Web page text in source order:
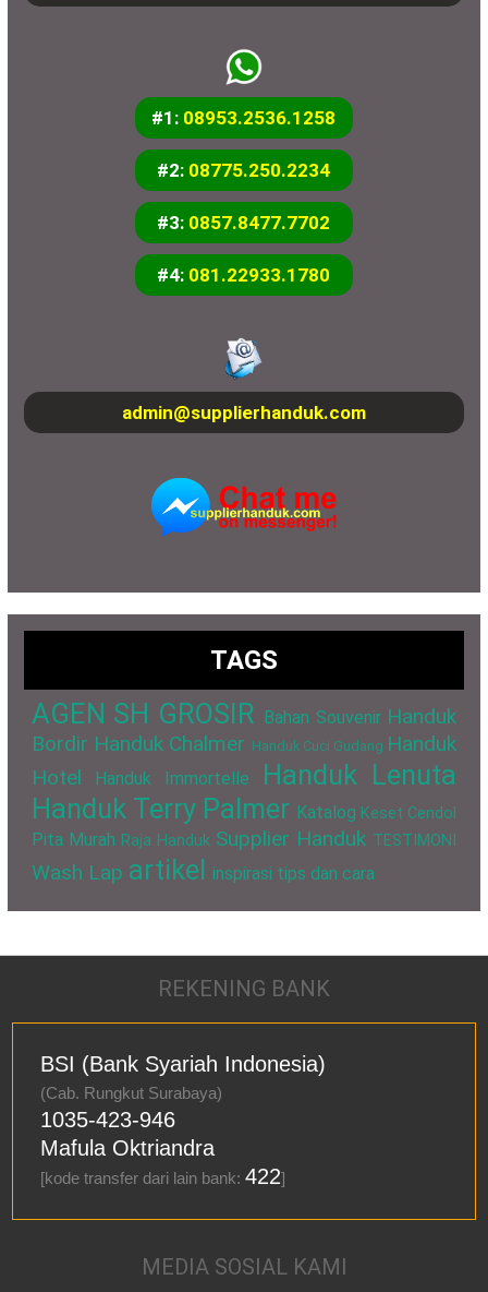
#1: 08953.2536.1258
#2: 08775.250.2234
#3: 0857.8477.7702
#4: 081.22933.1780
admin@supplierhanduk.com
TAGS
AGEN SH GROSIR Bahan Souvenir Handuk
Bordir Handuk Chalmer Handuk Cuci Gudang Handuk
Hotel
Handuk Immortelle
Handuk Lenuta
Handuk Terry Palmer Katalog Keset Cendol
Pita Murah Raja Handuk Supplier Handuk TESTIMONI
Wash Lap artikel inspirasi tips dan cara
REKENING BANK
BSI (Bank Syariah Indonesia)
(Cab. Rungkut Surabaya)
1035-423-946
Mafula Oktriandra
[kode transfer dari lain bank:422]
MEDIA SOSIAL KAMI